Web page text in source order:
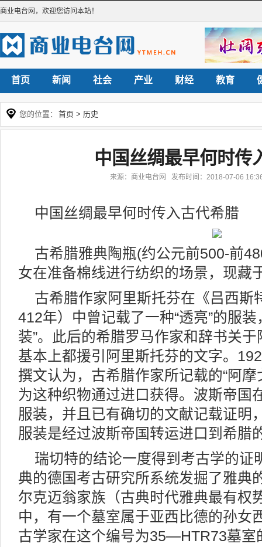
商业电台网 ，欢迎您访问本站！
首页 新闻 社会 产业 财经 教育
您的位置： 首页 > 历史
中国丝绸最早何时传
来源：商业电台网 发布时间：2018-07-06
中国丝绸最早何时传入古代希腊
古希腊雅典陶瓶(约公元前500-前
女在准备棉线进行纺织的场景，现藏
古希腊作家阿里斯托芬在《吕西斯
412年）中曾记载了一种“透亮”的服
装”。此后的希腊罗马作家和辞书关
基本上都援引阿里斯托芬的文字。
撰文认为，古希腊作家所记载的“阿
为这种织物通过进口获得。波斯帝国
服装，并且已有确切的文献记载证明
服装是经过波斯帝国转运进口到希腊
瑞切特的结论一度得到考古学的证
典的德国考古研究所系统发掘了雅典
尔克迈翁家族（古典时代雅典最有权
中，有一个墓室属于亚西比德的孙女
古学家在这个编号为35—HTR73墓室